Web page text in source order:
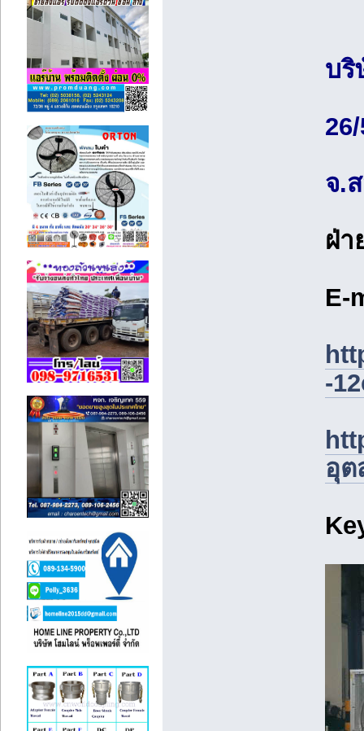
บริ
จ.
ฝ่
E-
-
อุต